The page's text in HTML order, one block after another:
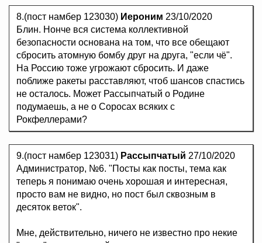
8.(пост намбер 123030) Иероним 23/10/2020
Блин. Нонче вся система коллективной
безопасности основана на том, что все обещают
сбросить атомную бомбу друг на друга, "если чё".
На Россию тоже угрожают сбросить. И даже
поближе ракеты расставляют, чтоб шансов спастись
не осталось. Может Рассыпчатый о Родине
подумаешь, а не о Соросах всяких с
Рокфеллерами?
9.(пост намбер 123031) Рассыпчатый 27/10/2020
Администратор, №6. "Посты как посты, тема как
теперь я понимаю очень хорошая и интересная,
просто вам не видно, но пост был сквозным в
десяток веток".
Мне, действительно, ничего не известно про некие